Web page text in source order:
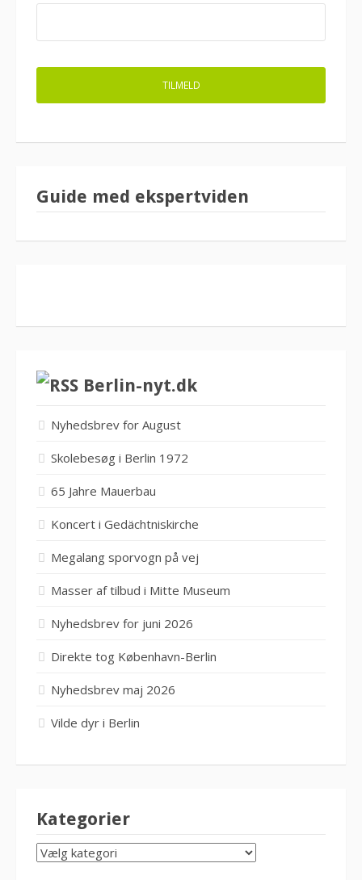
Guide med ekspertviden
Berlin-nyt.dk
Nyhedsbrev for August
Skolebesøg i Berlin 1972
65 Jahre Mauerbau
Koncert i Gedächtniskirche
Megalang sporvogn på vej
Masser af tilbud i Mitte Museum
Nyhedsbrev for juni 2026
Direkte tog København-Berlin
Nyhedsbrev maj 2026
Vilde dyr i Berlin
Kategorier
KATEGORIER